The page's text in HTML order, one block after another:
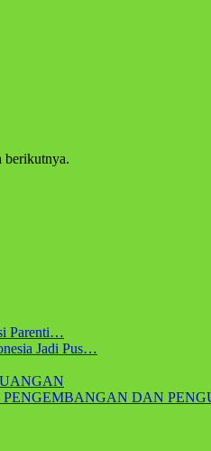
berikutnya.
Parenti…
Jadi Pus…
DAN